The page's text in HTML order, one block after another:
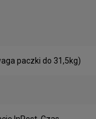
paczki do 31,5kg)